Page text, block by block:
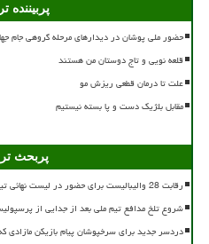
پربیننده
حضور ملی پوشان در دیدارهای مرحله گروهی جام
قلعه نویی و تاج دوستان من هستند
علت تا درمان قطعی ریزش مو
مقابل بلژیک دست و پا بسته نیستیم
پربحث
رقابت 28 والیبالیست برای حضور در لیست نهائی تیم ملی
شروع تلخ مدافع تیم ملی بعد از جدایی از
دردسر جدید برای سرخپوشان پیام بازیکن مازادی